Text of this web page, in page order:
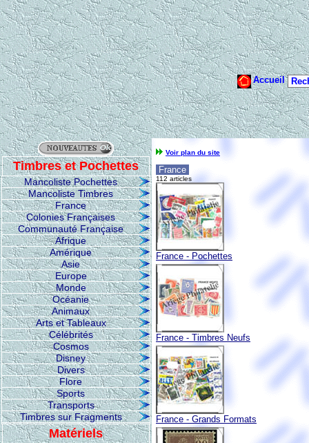
Timbres et Pochettes
Mancoliste Pochettes
Mancoliste Timbres
France
Colonies Françaises
Communauté Française
Afrique
Amérique
Asie
Europe
Monde
Océanie
Animaux
Arts et Tableaux
Célébrités
Cosmos
Disney
Divers
Flore
Sports
Transports
Timbres sur Fragments
Matériels
Voir plan du site
France
112 articles
France - Pochettes
France - Timbres Neufs
France - Grands Formats